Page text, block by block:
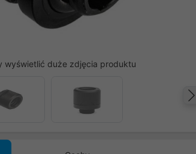
wyświetlić duże zdjęcia produktu